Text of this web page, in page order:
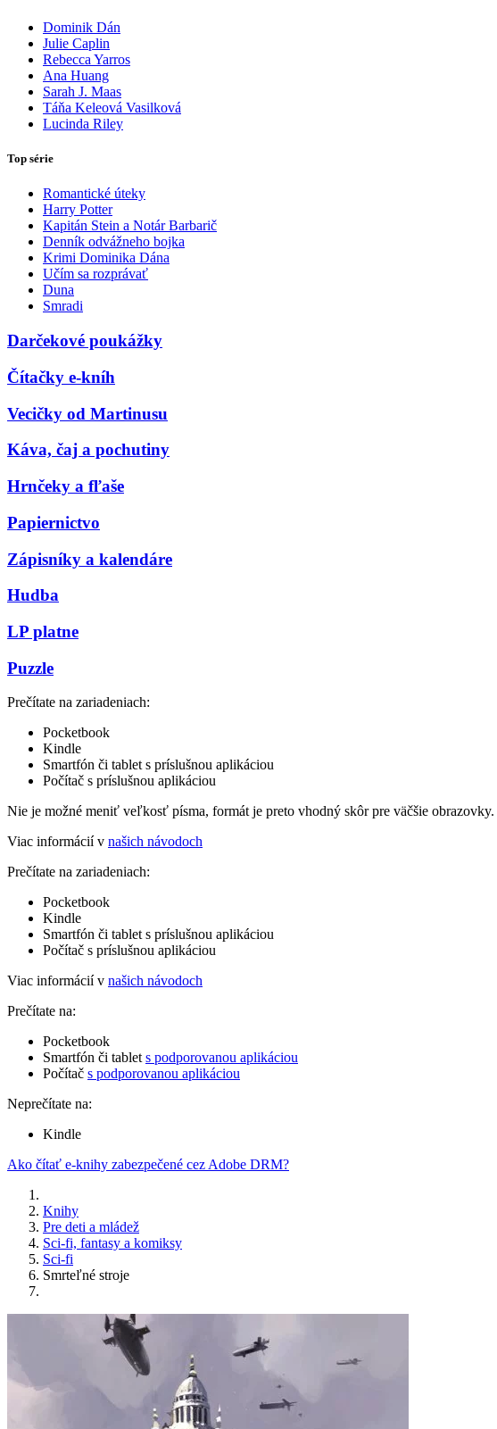
Dominik Dán
Julie Caplin
Rebecca Yarros
Ana Huang
Sarah J. Maas
Táňa Keleová Vasilková
Lucinda Riley
Top série
Romantické úteky
Harry Potter
Kapitán Stein a Notár Barbarič
Denník odvážneho bojka
Krimi Dominika Dána
Učím sa rozprávať
Duna
Smradi
Darčekové poukážky
Čítačky e-kníh
Vecičky od Martinusu
Káva, čaj a pochutiny
Hrnčeky a fľaše
Papiernictvo
Zápisníky a kalendáre
Hudba
LP platne
Puzzle
Prečítate na zariadeniach:
Pocketbook
Kindle
Smartfón či tablet s príslušnou aplikáciou
Počítač s príslušnou aplikáciou
Nie je možné meniť veľkosť písma, formát je preto vhodný skôr pre väčšie obrazovky.
Viac informácií v našich návodoch
Prečítate na zariadeniach:
Pocketbook
Kindle
Smartfón či tablet s príslušnou aplikáciou
Počítač s príslušnou aplikáciou
Viac informácií v našich návodoch
Prečítate na:
Pocketbook
Smartfón či tablet s podporovanou aplikáciou
Počítač s podporovanou aplikáciou
Neprečítate na:
Kindle
Ako čítať e-knihy zabezpečené cez Adobe DRM?
Knihy
Pre deti a mládež
Sci-fi, fantasy a komiksy
Sci-fi
Smrteľné stroje